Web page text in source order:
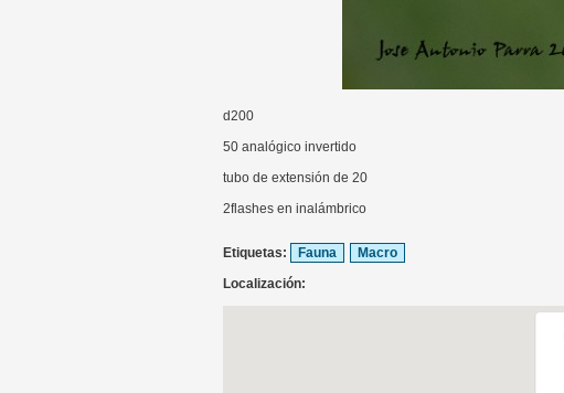
d200
50 analógico invertido
tubo de extensión de 20
2flashes en inalámbrico
Etiquetas: Fauna
Macro
Localización: